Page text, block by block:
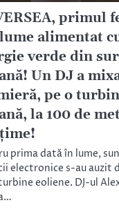
primul
alimentat
verde din
Un DJ a
pe o
la 100 de
prima dată în lume,
electronice s-au auzit
eoliene. DJ-ul